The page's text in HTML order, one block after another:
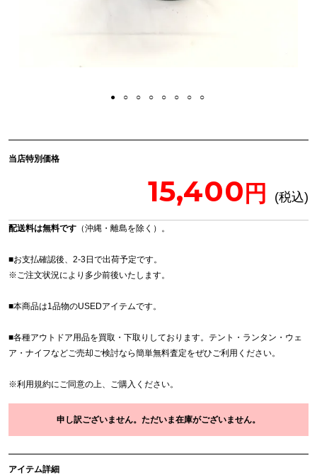
当店特別価格
15,400
配送料は無料です （沖縄・離島を除く）。
■お支払確認後、2-3日で出荷予定です。
※ご注文状況により多少前後いたします。
■本商品は1品物のUSEDアイテムです。
■各種アウトドア用品を買取・下取りしております。テント・ランタン・ウェ
ア・ナイフなどご売却ご検討なら簡単無料査定をぜひご利用ください。
※利用規約にご同意の上、ご購入ください。
申し訳ございません。ただいま在庫がございません。
アイテム詳細